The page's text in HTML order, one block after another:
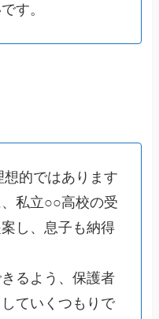
す。
的ではあります
私立○○高校の受
し、息子も納得
るよう、保護者
ていくつもりで